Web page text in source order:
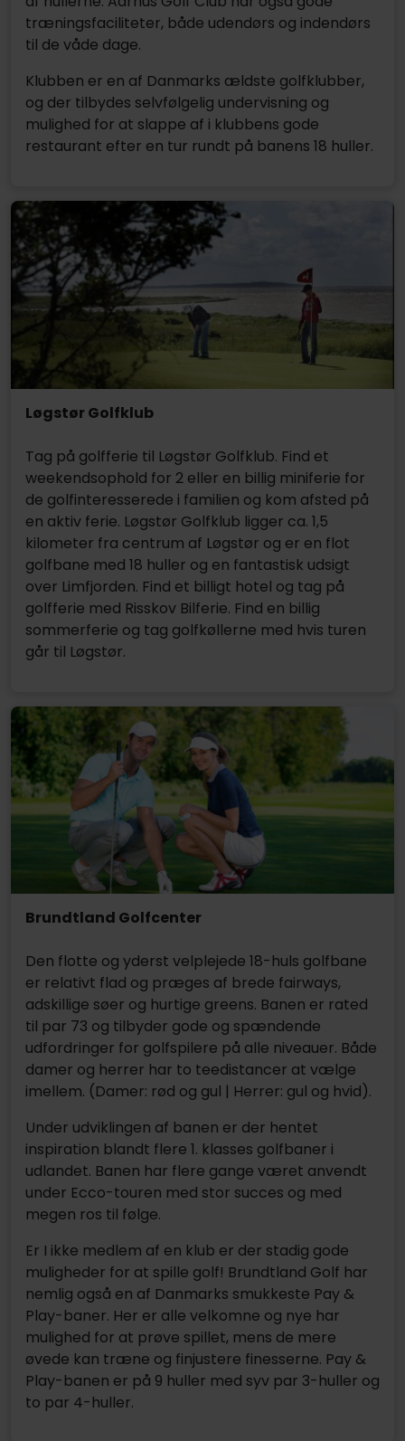
træningsfaciliteter, både udendørs og indendørs
til de våde dage.
Klubben er en af Danmarks ældste golfklubber,
og der tilbydes selvfølgelig undervisning og
mulighed for at slappe af i klubbens gode
restaurant efter en tur rundt på banens 18 huller.
Løgstør Golfklub
Tag på golfferie til Løgstør Golfklub. Find et
weekendsophold for 2 eller en billig miniferie for
de golfinteresserede i familien og kom afsted på
en aktiv ferie. Løgstør Golfklub ligger ca. 1,5
kilometer fra centrum af Løgstør og er en flot
golfbane med 18 huller og en fantastisk udsigt
over Limfjorden. Find et billigt hotel og tag på
golfferie med Risskov Bilferie. Find en billig
sommerferie og tag golfkøllerne med hvis turen
går til Løgstør.
Brundtland Golfcenter
Den flotte og yderst velplejede 18-huls golfbane
er relativt flad og præges af brede fairways,
adskillige søer og hurtige greens. Banen er rated
til par 73 og tilbyder gode og spændende
udfordringer for golfspilere på alle niveauer. Både
damer og herrer har to teedistancer at vælge
imellem. (Damer: rød og gul | Herrer: gul og hvid).
Under udviklingen af banen er der hentet
inspiration blandt flere 1. klasses golfbaner i
udlandet. Banen har flere gange været anvendt
under Ecco-touren med stor succes og med
megen ros til følge.
Er I ikke medlem af en klub er der stadig gode
muligheder for at spille golf! Brundtland Golf har
nemlig også en af Danmarks smukkeste Pay &
Play-baner. Her er alle velkomne og nye har
mulighed for at prøve spillet, mens de mere
øvede kan træne og finjustere finesserne. Pay &
Play-banen er på 9 huller med syv par 3-huller og
to par 4-huller.